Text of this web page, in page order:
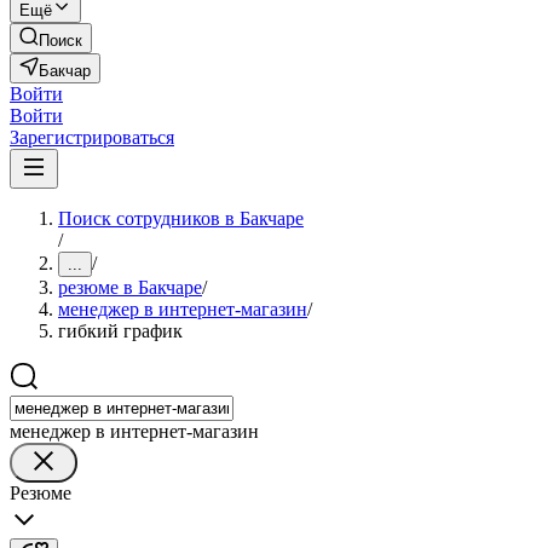
Ещё
Поиск
Бакчар
Войти
Войти
Зарегистрироваться
Поиск сотрудников в Бакчаре
/
... /
резюме в Бакчаре/
менеджер в интернет-магазин/
гибкий график
менеджер в интернет-магазин
Резюме